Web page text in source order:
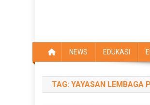
NEWS EDUKASI
TAG: YAYASAN LEMBAGA